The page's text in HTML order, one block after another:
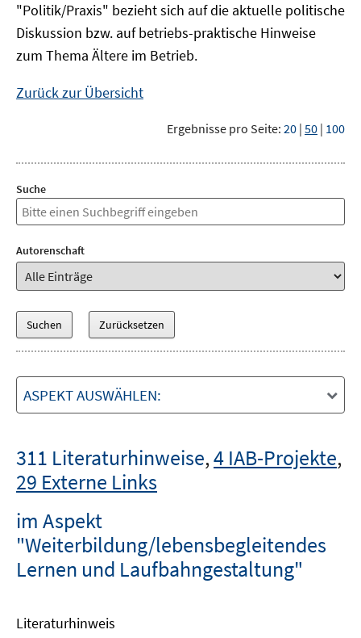
"Politik/Praxis" bezieht sich auf die aktuelle politische
Diskussion bzw. auf betriebs-praktische Hinweise
zum Thema Ältere im Betrieb.
Zurück zur Übersicht
Ergebnisse pro Seite: 20 | 50 | 100
Suche
Autorenschaft
ASPEKT AUSWÄHLEN:
311 Literaturhinweise,4 IAB-Projekte,
29 Externe Links
im Aspekt
"Weiterbildung/lebensbegleitendes
Lernen und Laufbahngestaltung"
Literaturhinweis